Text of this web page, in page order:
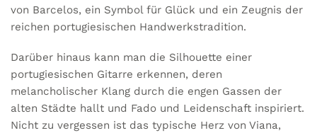
von Barcelos, ein Symbol für Glück und ein Zeugnis der
reichen portugiesischen Handwerkstradition.
Darüber hinaus kann man die Silhouette einer
portugiesischen Gitarre erkennen, deren
melancholischer Klang durch die engen Gassen der
alten Städte hallt und Fado und Leidenschaft inspiriert.
Nicht zu vergessen ist das typische Herz von Viana,